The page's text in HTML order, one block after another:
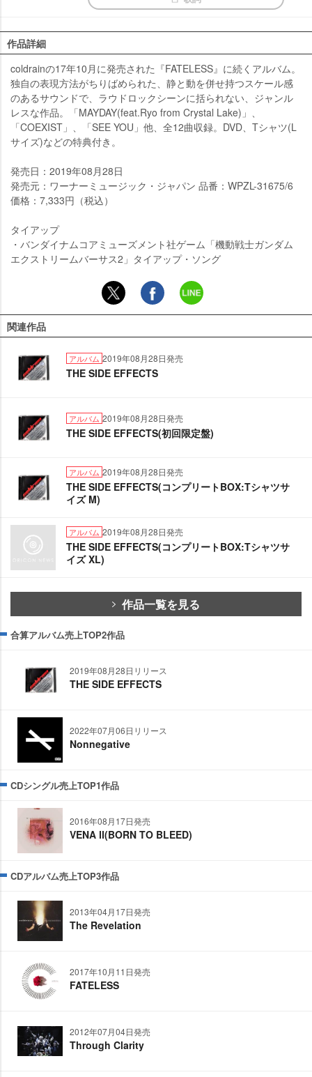
作品詳細
coldrainの17年10月に発売された『FATELESS』に続くアルバム。
独自の表現方法がちりばめられた、静と動を併せ持つスケール感
のあるサウンドで、ラウドロックシーンに括られない、ジャンル
レスな作品。「MAYDAY(feat.Ryo from Crystal Lake)」、
「COEXIST」、「SEE YOU」他、全12曲収録。DVD、Tシャツ(L
サイズ)などの特典付き。
発売日：2019年08月28日
発売元：ワーナーミュージック・ジャパン 品番：WPZL-31675/6
価格：7,333円（税込）
タイアップ
・バンダイナムコアミューズメント社ゲーム「機動戦士ガンダム
エクストリームバーサス2」タイアップ・ソング
関連作品
アルバム 2019年08月28日発売
THE SIDE EFFECTS
アルバム 2019年08月28日発売
THE SIDE EFFECTS(初回限定盤)
アルバム 2019年08月28日発売
THE SIDE EFFECTS(コンプリートBOX:Tシャツサ
イズ M)
アルバム 2019年08月28日発売
THE SIDE EFFECTS(コンプリートBOX:Tシャツサ
イズ XL)
作品一覧を見る
合算アルバム売上TOP2作品
2019年08月28日リリース
THE SIDE EFFECTS
2022年07月06日リリース
Nonnegative
CDシングル売上TOP1作品
2016年08月17日発売
VENA Ⅱ(BORN TO BLEED)
CDアルバム売上TOP3作品
2013年04月17日発売
The Revelation
2017年10月11日発売
FATELESS
2012年07月04日発売
Through Clarity